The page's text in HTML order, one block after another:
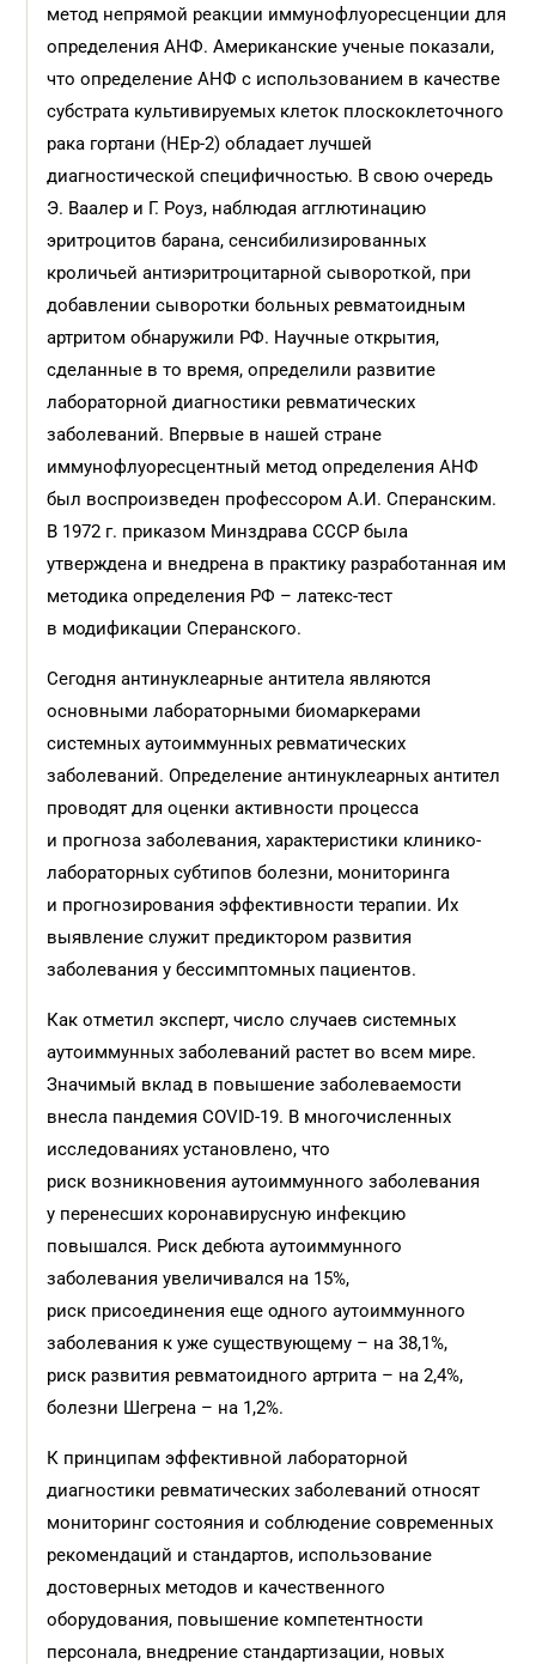
метод непрямой реакции иммунофлуоресценции для
определения АНФ. Американские ученые показали,
что определение АНФ с использованием в качестве
субстрата культивируемых клеток плоскоклеточного
рака гортани (НЕр-2) обладает лучшей
диагностической специфичностью. В свою очередь
Э. Ваалер и Г. Роуз, наблюдая агглютинацию
эритроцитов барана, сенсибилизированных
кроличьей антиэритроцитарной сывороткой, при
добавлении сыворотки больных ревматоидным
артритом обнаружили РФ. Научные открытия,
сделанные в то время, определили развитие
лабораторной диагностики ревматических
заболеваний. Впервые в нашей стране
иммунофлуоресцентный метод определения АНФ
был воспроизведен профессором А.И. Сперанским.
В 1972 г. приказом Минздрава СССР была
утверждена и внедрена в практику разработанная им
методика определения РФ – латекс-тест
в модификации Сперанского.
Сегодня антинуклеарные антитела являются
основными лабораторными биомаркерами
системных аутоиммунных ревматических
заболеваний. Определение антинуклеарных антител
проводят для оценки активности процесса
и прогноза заболевания, характеристики клинико-
лабораторных субтипов болезни, мониторинга
и прогнозирования эффективности терапии. Их
выявление служит предиктором развития
заболевания у бессимптомных пациентов.
Как отметил эксперт, число случаев системных
аутоиммунных заболеваний растет во всем мире.
Значимый вклад в повышение заболеваемости
внесла пандемия COVID-19. В многочисленных
исследованиях установлено, что
риск возникновения аутоиммунного заболевания
у перенесших коронавирусную инфекцию
повышался. Риск дебюта аутоиммунного
заболевания увеличивался на 15%,
риск присоединения еще одного аутоиммунного
заболевания к уже существующему – на 38,1%,
риск развития ревматоидного артрита – на 2,4%,
болезни Шегрена – на 1,2%.
К принципам эффективной лабораторной
диагностики ревматических заболеваний относят
мониторинг состояния и соблюдение современных
рекомендаций и стандартов, использование
достоверных методов и качественного
оборудования, повышение компетентности
персонала, внедрение стандартизации, новых